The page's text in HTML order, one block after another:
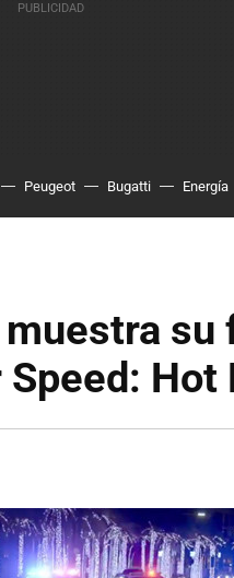
Peugeot Bugatti Energía
su
Hot